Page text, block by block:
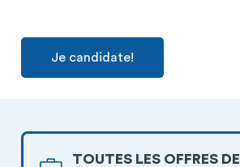
Je candidate!
TOUTES LES OFFRES DE